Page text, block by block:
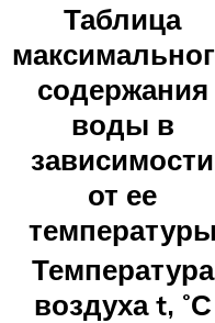
Таблица
содержания
воды в
зависимости
от ее
температуры
Температура
воздуха t, ˚С